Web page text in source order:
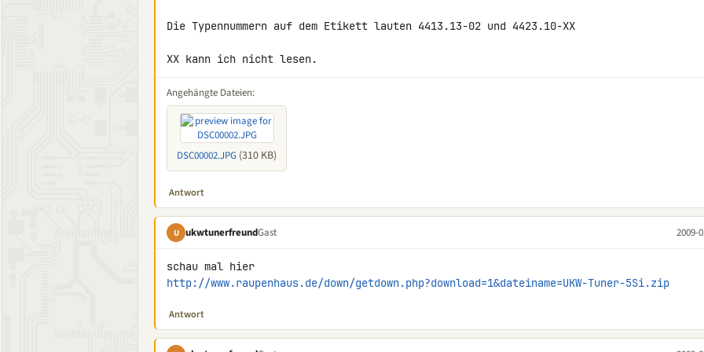
Die Typennummern auf dem Etikett lauten 4413.13-02 und 4423.10-XX
XX kann ich nicht lesen.
Angehängte Dateien:
DSC00002.JPG (310 KB)
Antwort
U ukwtunerfreundGast 2009-
http://www.raupenhaus.de/down/getdown.php?download=1&dateiname=UKW-Tuner-5Si.zip
Antwort